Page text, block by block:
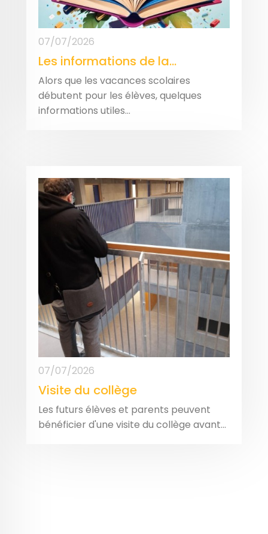
07/07/2026
Les informations de la...
Alors que les vacances scolaires
débutent pour les élèves, quelques
informations utiles...
07/07/2026
Visite du collège
Les futurs élèves et parents peuvent
bénéficier d'une visite du collège avant...